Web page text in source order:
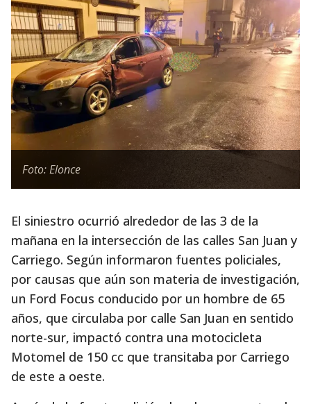
Foto: Elonce
El siniestro ocurrió alrededor de las 3 de la
mañana en la intersección de las calles San Juan y
Carriego. Según informaron fuentes policiales,
por causas que aún son materia de investigación,
un Ford Focus conducido por un hombre de 65
años, que circulaba por calle San Juan en sentido
norte-sur, impactó contra una motocicleta
Motomel de 150 cc que transitaba por Carriego
de este a oeste.